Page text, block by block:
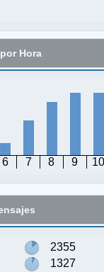
Hora
6 7 8 9 10
2355
1327